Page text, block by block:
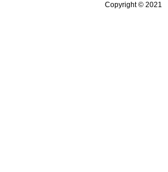
Copyright © 2021